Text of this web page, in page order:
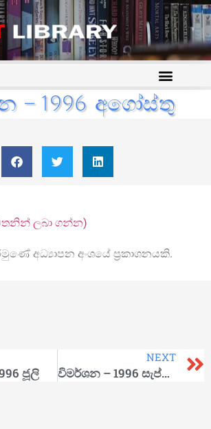
– 1996 අගෝස්තු
ලබා ගන්න)
අධ්‍යාපන අංශයේ ප්‍රකාශනයකි.
ජූලි
NEXT
විමර්ශන – 1996 සැප්තැම්බර්